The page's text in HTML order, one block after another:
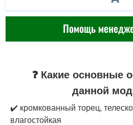
Помощь
❓ Какие основные
данной
✔️ кромкованный торец,
влагостойкая